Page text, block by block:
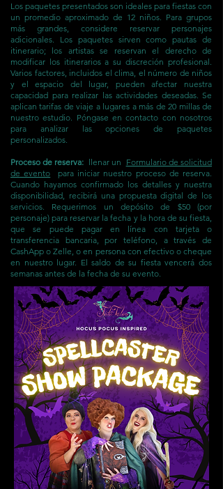
Los paquetes presentados son ideales para fiestas con
un promedio aproximado de 12 niños. Para grupos
más grandes, considere reservar personajes
adicionales. Los paquetes sirven como pautas de
itinerario; los artistas se reservan el derecho de
modificar los itinerarios a su discreción profesional.
Varios factores, incluidos el clima, el número de niños
y el espacio del lugar, pueden afectar nuestra
capacidad para realizar las actividades deseadas. Se
aplican tarifas de viaje a lugares a más de 20 millas de
nuestro estudio. Póngase en contacto con nosotros
para analizar las opciones de paquetes
personalizados.
Proceso de reserva: llenar un Formulario de solicitud
de evento
para iniciar nuestro proceso de reserva.
Cuando hayamos confirmado los detalles y nuestra
disponibilidad, recibirá una propuesta digital de los
servicios. Requerimos un depósito de $50 (por
personaje) para reservar la fecha y la hora de su fiesta,
que se puede pagar en línea con tarjeta o
transferencia bancaria, por teléfono, a través de
CashApp o Zelle, o en persona con efectivo o cheque
en nuestro lugar. El saldo de su fiesta vencerá dos
semanas antes de la fecha de su evento.